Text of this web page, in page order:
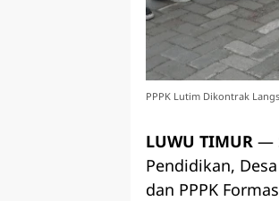
PPPK Lutim Dikontrak
LUWU TIMUR —
Pendidikan,
dan PPPK